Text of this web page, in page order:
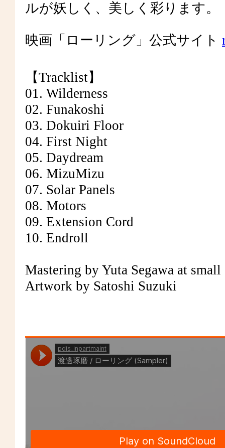
ルが妖しく、美しく彩ります。
映画「ローリング」公式サイト
【Tracklist】
01. Wilderness
02. Funakoshi
03. Dokuiri Floor
04. First Night
05. Daydream
06. MizuMizu
07. Solar Panels
08. Motors
09. Extension Cord
10. Endroll
Mastering by Yuta Segawa at
Artwork by Satoshi Suzuki